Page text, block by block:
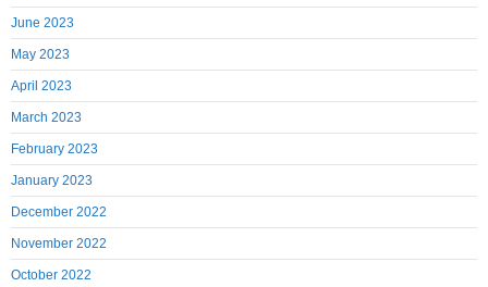
June 2023
May 2023
April 2023
March 2023
February 2023
January 2023
December 2022
November 2022
October 2022